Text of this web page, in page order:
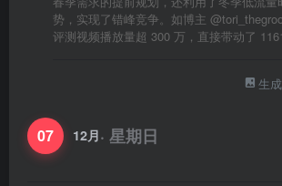
势，实现了错峰竞争。如博主
评测视频播放量超 300 万，直接带动了
生
07 12月· 星期日